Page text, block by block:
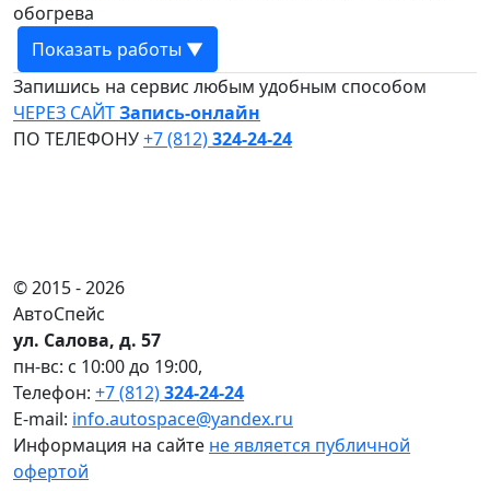
обогрева
Показать работы ▼
Запишись на сервис любым удобным способом
ЧЕРЕЗ САЙТЗапись-онлайн
ПО ТЕЛЕФОНУ+7 (812)324-24-24
© 2015 -2026
АвтоСпейс
ул. Салова, д. 57
пн-вс: с 10:00 до 19:00,
Телефон: +7 (812)324-24-24
E-mail: info.autospace@yandex.ru
Информация на сайте не является публичной
офертой